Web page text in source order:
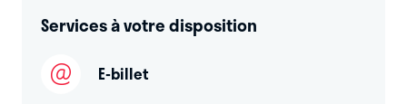
Services à votre disposition
E-billet